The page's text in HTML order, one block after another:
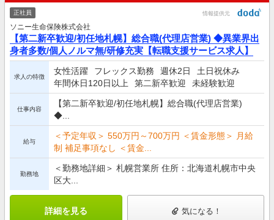
正社員 情報提供元
ソニー生命保険株式会社
【第二新卒歓迎/初任地札幌】総合職(代理店営業) ◆異業界出
身者多数/個人ノルマ無/研修充実【転職支援サービス求人】
求人の特徴
女性活躍 フレックス勤務 週休2日
土日祝休み
年間休日120日以上
第二新卒歓迎 未経験歓迎
仕事内容
【第二新卒歓迎/初任地札幌】総合職(代理店営業)
◆...
給与
＜予定年収＞ 550万円～700万円 ＜賃金形態＞ 月給
制 補足事項なし ＜賃金...
勤務地
＜勤務地詳細＞ 札幌営業所 住所：北海道札幌市中央
区大...
詳細を見る 気になる！